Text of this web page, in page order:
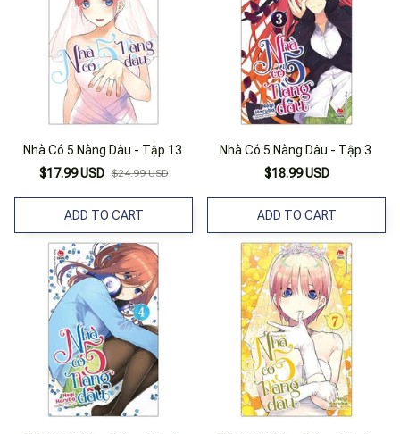
Nhà Có 5 Nàng Dâu - Tập 13
$17.99 USD $24.99 USD
ADD TO CART
Nhà Có 5 Nàng Dâu - Tập 3
$18.99 USD
ADD TO CART